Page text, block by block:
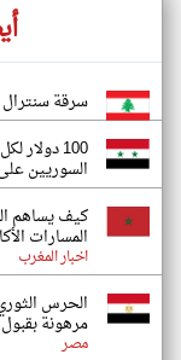
سرقة
100
السوريين
كيف يساهم
المسارات
اخبار المغرب
الحرس
مرهونة
مصر